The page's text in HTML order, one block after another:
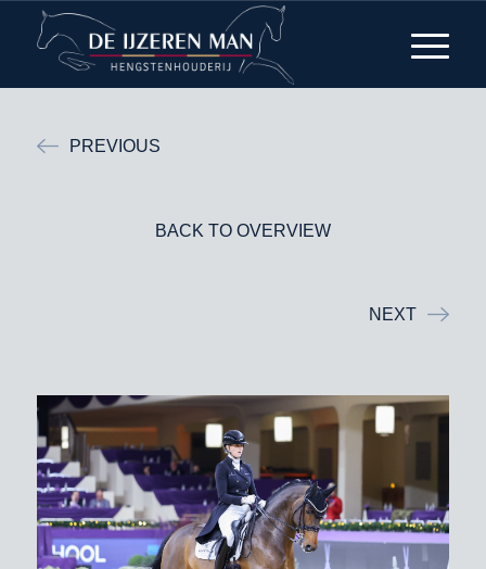
PREVIOUS
BACK TO OVERVIEW
NEXT